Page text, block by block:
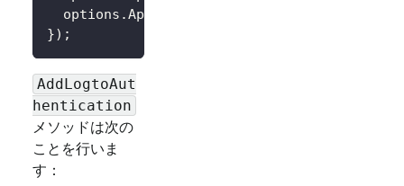
  options
.AppSecret
}) ;
AddLogtoAut
hentication
メソッドは次の
ことを行いま
す：